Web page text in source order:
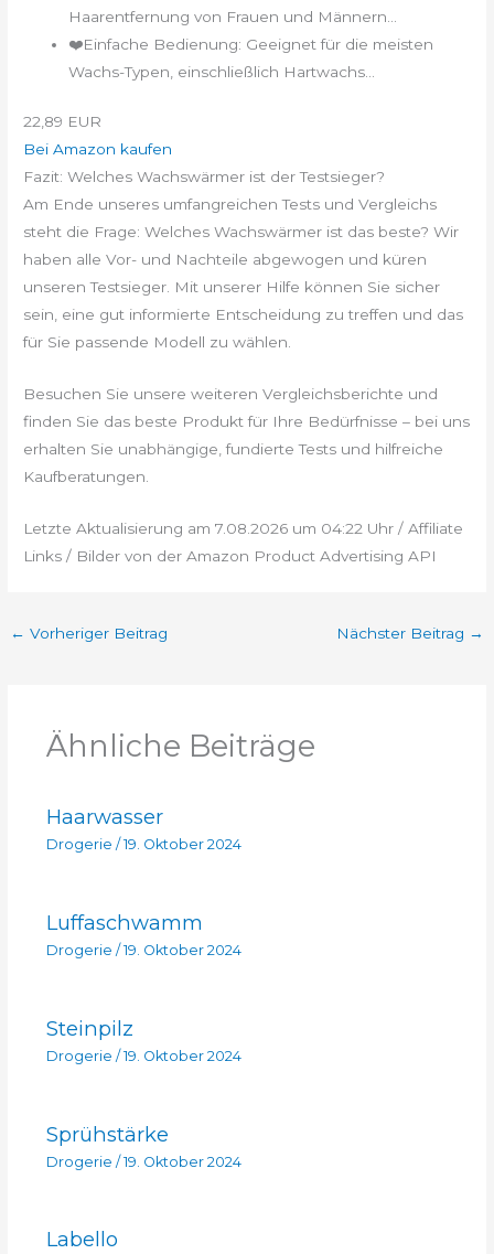
Haarentfernung von Frauen und Männern...
❤️Einfache Bedienung: Geeignet für die meisten
Wachs-Typen, einschließlich Hartwachs...
22,89 EUR
Bei Amazon kaufen
Fazit: Welches Wachswärmer ist der Testsieger?
Am Ende unseres umfangreichen Tests und Vergleichs
steht die Frage: Welches Wachswärmer ist das beste? Wir
haben alle Vor- und Nachteile abgewogen und küren
unseren Testsieger. Mit unserer Hilfe können Sie sicher
sein, eine gut informierte Entscheidung zu treffen und das
für Sie passende Modell zu wählen.
Besuchen Sie unsere weiteren Vergleichsberichte und
finden Sie das beste Produkt für Ihre Bedürfnisse – bei uns
erhalten Sie unabhängige, fundierte Tests und hilfreiche
Kaufberatungen.
Letzte Aktualisierung am 7.08.2026 um 04:22 Uhr / Affiliate
Links / Bilder von der Amazon Product Advertising API
← Vorheriger Beitrag Nächster Beitrag →
Ähnliche Beiträge
Haarwasser
Drogerie / 19. Oktober 2024
Luffaschwamm
Drogerie / 19. Oktober 2024
Steinpilz
Drogerie / 19. Oktober 2024
Sprühstärke
Drogerie / 19. Oktober 2024
Labello